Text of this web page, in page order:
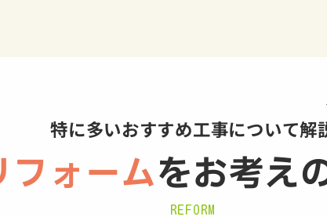
特に多いおすすめ工事について解
フォームをお考え
REFORM